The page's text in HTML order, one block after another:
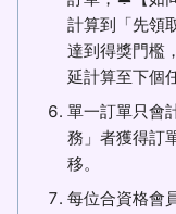
計算到「先領
達到得獎門檻
延計算至下個
單一訂單只會
務」者獲得訂
移。
每位合資格會